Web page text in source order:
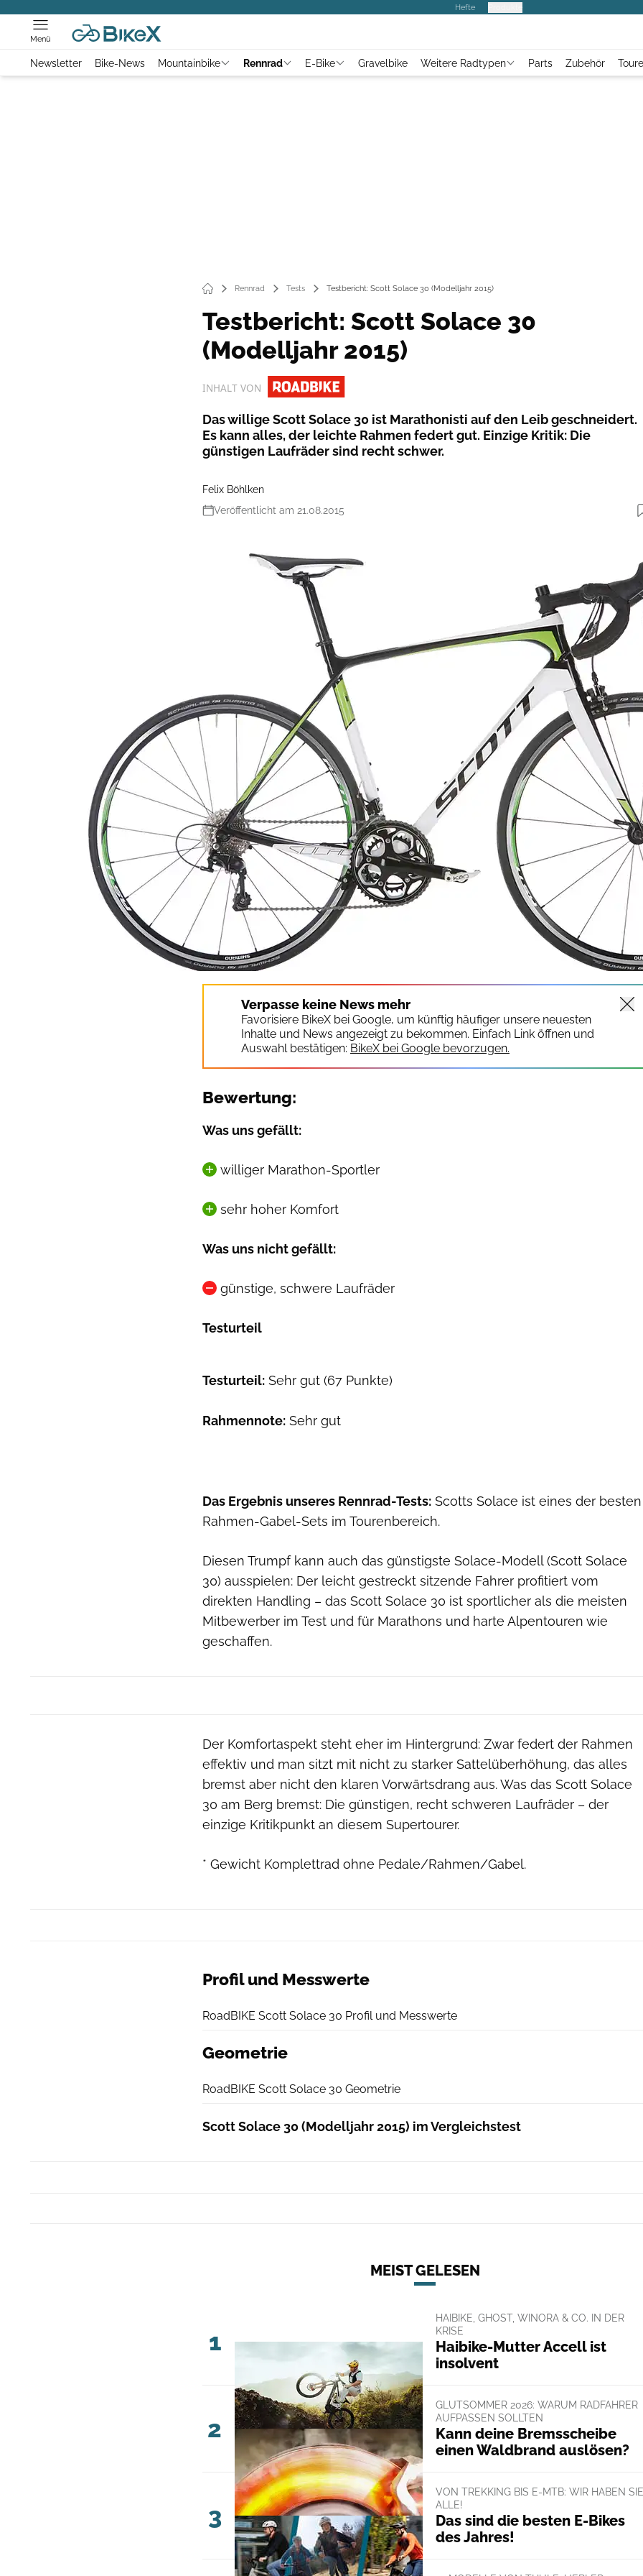
Hefte
Menü
Newsletter Bike-News Mountainbike Rennrad E-Bike Gravelbike Weitere Radtypen Parts Zubehör
Rennrad Tests Testbericht: Scott Solace 30 (Modelljahr 2015)
Testbericht: Scott Solace 30
(Modelljahr 2015)
INHALT VON
Das willige Scott Solace 30 ist Marathonisti auf den Leib geschneidert.
Es kann alles, der leichte Rahmen federt gut. Einzige Kritik: Die
günstigen Laufräder sind recht schwer.
Felix Böhlken
Veröffentlicht am 21.08.2015
Verpasse keine News mehr
Favorisiere BikeX bei Google, um künftig häufiger unsere neuesten
Inhalte und News angezeigt zu bekommen. Einfach Link öffnen und
Auswahl bestätigen: BikeX bei Google bevorzugen.
Bewertung:
Was uns gefällt:
williger Marathon-Sportler
sehr hoher Komfort
Was uns nicht gefällt:
günstige, schwere Laufräder
Testurteil
Testurteil: Sehr gut (67 Punkte)
Rahmennote: Sehr gut
Das Ergebnis unseres Rennrad-Tests: Scotts Solace ist eines der besten
Rahmen-Gabel-Sets im Tourenbereich.
Diesen Trumpf kann auch das günstigste Solace-Modell (Scott Solace
30) ausspielen: Der leicht gestreckt sitzende Fahrer profitiert vom
direkten Handling – das Scott Solace 30 ist sportlicher als die meisten
Mitbewerber im Test und für Marathons und harte Alpentouren wie
geschaffen.
Der Komfortaspekt steht eher im Hintergrund: Zwar federt der Rahmen
effektiv und man sitzt mit nicht zu starker Sattelüberhöhung, das alles
bremst aber nicht den klaren Vorwärtsdrang aus. Was das Scott Solace
30 am Berg bremst: Die günstigen, recht schweren Laufräder – der
einzige Kritikpunkt an diesem Supertourer.
* Gewicht Komplettrad ohne Pedale/Rahmen/Gabel.
Profil und Messwerte
RoadBIKE Scott Solace 30 Profil und Messwerte
Geometrie
RoadBIKE Scott Solace 30 Geometrie
Scott Solace 30 (Modelljahr 2015) im Vergleichstest
MEIST GELESEN
1
HAIBIKE, GHOST, WINORA & CO. IN DER
KRISE
Haibike-Mutter Accell ist
insolvent
2
GLUTSOMMER 2026: WARUM RADFAHRER
AUFPASSEN SOLLTEN
Kann deine Bremsscheibe
einen Waldbrand auslösen?
3
VON TREKKING BIS E-MTB: WIR HABEN SIE
ALLE!
Das sind die besten E-Bikes
des Jahres!